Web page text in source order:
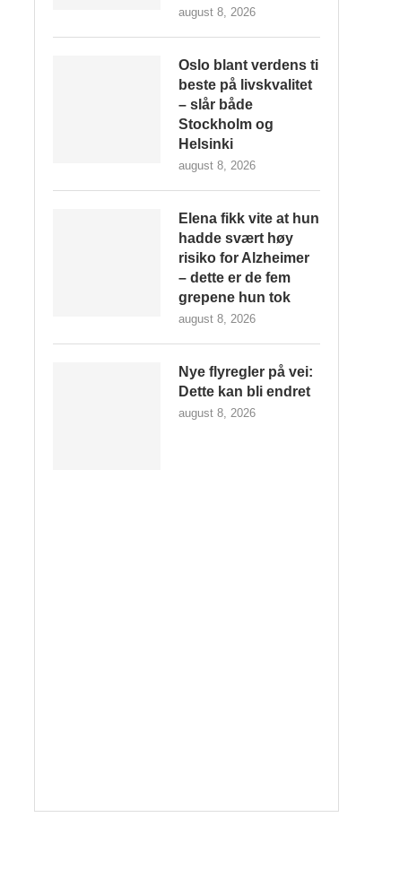
august 8, 2026
Oslo blant verdens ti
beste på livskvalitet
– slår både
Stockholm og
Helsinki
august 8, 2026
Elena fikk vite at hun
hadde svært høy
risiko for Alzheimer
– dette er de fem
grepene hun tok
august 8, 2026
Nye flyregler på vei:
Dette kan bli endret
august 8, 2026